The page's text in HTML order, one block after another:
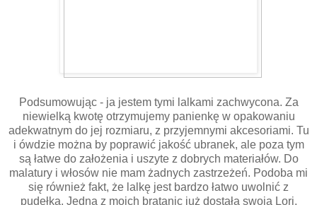
Podsumowując - ja jestem tymi lalkami zachwycona. Za
niewielką kwotę otrzymujemy panienkę w opakowaniu
adekwatnym do jej rozmiaru, z przyjemnymi akcesoriami. Tu
i ówdzie można by poprawić jakość ubranek, ale poza tym
są łatwe do założenia i uszyte z dobrych materiałów. Do
malatury i włosów nie mam żadnych zastrzeżeń. Podoba mi
się również fakt, że lalkę jest bardzo łatwo uwolnić z
pudełka. Jedna z moich bratanic już dostała swoją Lori,